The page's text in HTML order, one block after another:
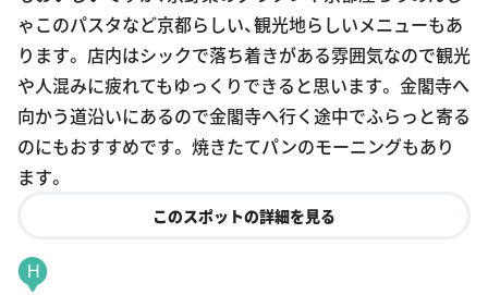
ります。 店内はシックで落ち着きがある雰囲気なので観光
や人混みに疲れてもゆっくりできると思います。 金閣寺へ
向かう道沿いにあるので金閣寺へ行く途中でふらっと寄る
のにもおすすめです。 焼きたてパンのモーニングもあり
ます。
おむらはうす 金閣寺店